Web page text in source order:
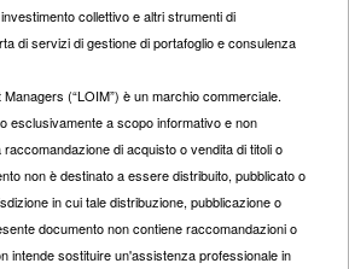
collettivo e altri strumenti di
di servizi di gestione di portafoglio e consulenza
(“LOIM”) è un marchio commerciale.
esclusivamente a scopo informativo e non
di acquisto o vendita di titoli o
non è destinato a essere distribuito, pubblicato o
in cui tale distribuzione, pubblicazione o
documento non contiene raccomandazioni o
intende sostituire un'assistenza professionale in